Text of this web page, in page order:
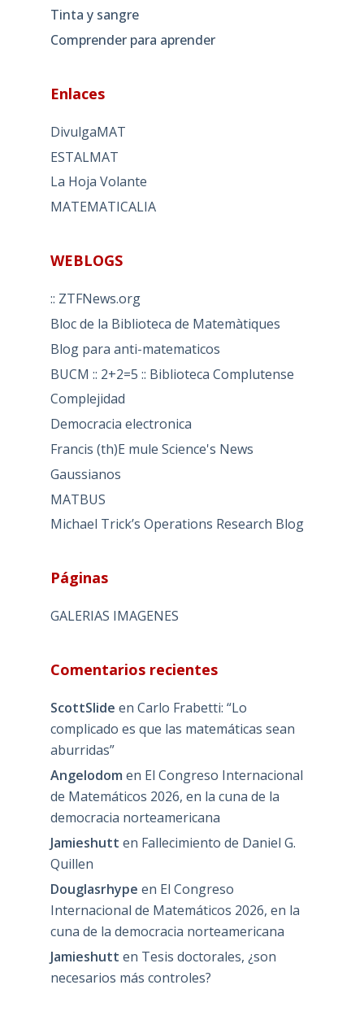
Tinta y sangre
Comprender para aprender
Enlaces
DivulgaMAT
ESTALMAT
La Hoja Volante
MATEMATICALIA
WEBLOGS
:: ZTFNews.org
Bloc de la Biblioteca de Matemàtiques
Blog para anti-matematicos
BUCM :: 2+2=5 :: Biblioteca Complutense
Complejidad
Democracia electronica
Francis (th)E mule Science's News
Gaussianos
MATBUS
Michael Trick’s Operations Research Blog
Páginas
GALERIAS IMAGENES
Comentarios recientes
ScottSlide en Carlo Frabetti: “Lo
complicado es que las matemáticas sean
aburridas”
Angelodom en El Congreso Internacional
de Matemáticos 2026, en la cuna de la
democracia norteamericana
Jamieshutt en Fallecimiento de Daniel G.
Quillen
Douglasrhype en El Congreso
Internacional de Matemáticos 2026, en la
cuna de la democracia norteamericana
Jamieshutt en Tesis doctorales, ¿son
necesarios más controles?